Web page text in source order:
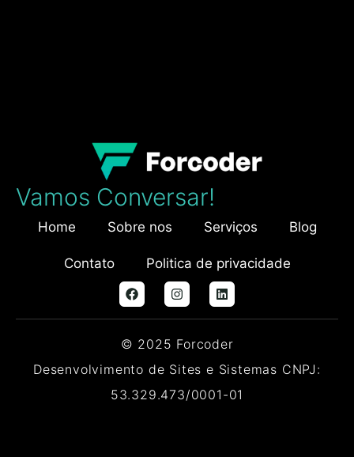
Vamos Conversar!
Home Sobre nos Serviços Blog
Contato Politica de privacidade
© 2025 Forcoder
Desenvolvimento de Sites e Sistemas CNPJ:
53.329.473/0001-01